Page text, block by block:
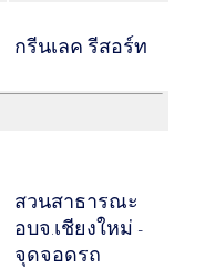
กรีนเลค รีสอร์ท
สวนสาธารณะ
อบจ.เชียงใหม่ -
จุดจอดรถ